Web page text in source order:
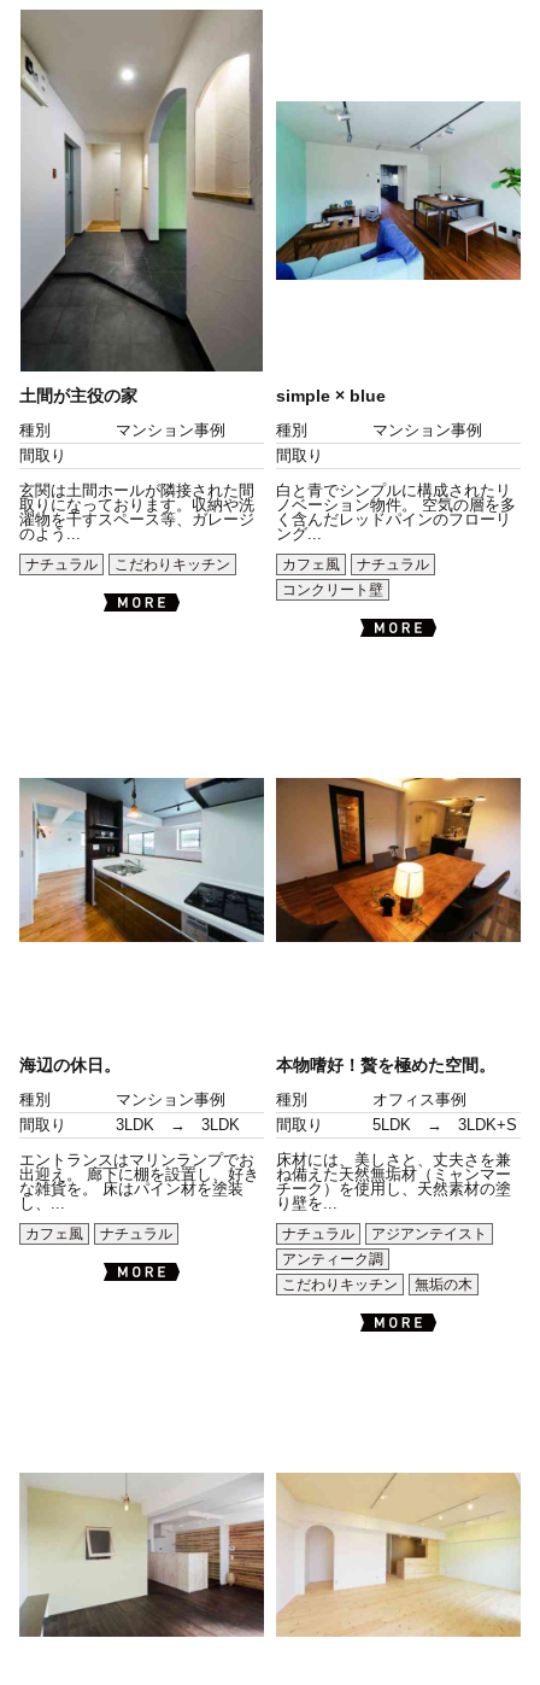
土間が主役の家
種別
マンション事例
間取り
玄関は土間ホールが隣接された間
取りになっております。収納や洗
濯物を干すスペース等、ガレージ
のよう...
ナチュラル
こだわりキッチン
simple × blue
種別
マンション事例
間取り
白と青でシンプルに構成されたリ
ノベーション物件。 空気の層を多
く含んだレッドパインのフローリ
ング...
カフェ風
ナチュラル
コンクリート壁
海辺の休日。
種別
マンション事例
間取り
3LDK → 3LDK
エントランスはマリンランプでお
出迎え。 廊下に棚を設置し、好き
な雑貨を。 床はパイン材を塗装
し、...
カフェ風
ナチュラル
本物嗜好！贅を極めた空間。
種別
オフィス事例
間取り
5LDK → 3LDK+S
床材には、美しさと、丈夫さを兼
ね備えた天然無垢材（ミャンマー
チーク）を使用し、天然素材の塗
り壁を...
ナチュラル
アジアンテイスト
アンティーク調
こだわりキッチン
無垢の木